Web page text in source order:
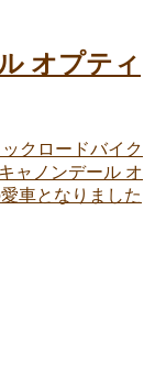
クロードバイク
ャノンデール オ
車となりました